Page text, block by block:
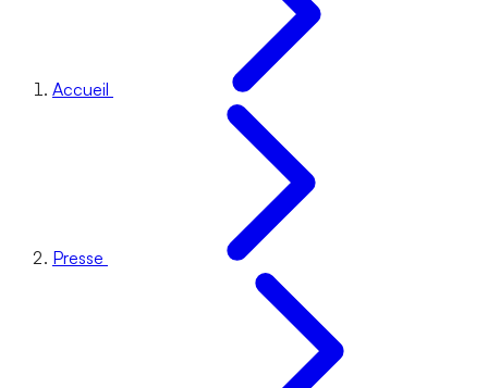
Accueil
Presse